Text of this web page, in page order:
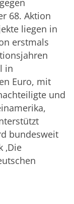
68. Aktion
liegen in
erstmals
in
Euro, mit
und
bundesweit